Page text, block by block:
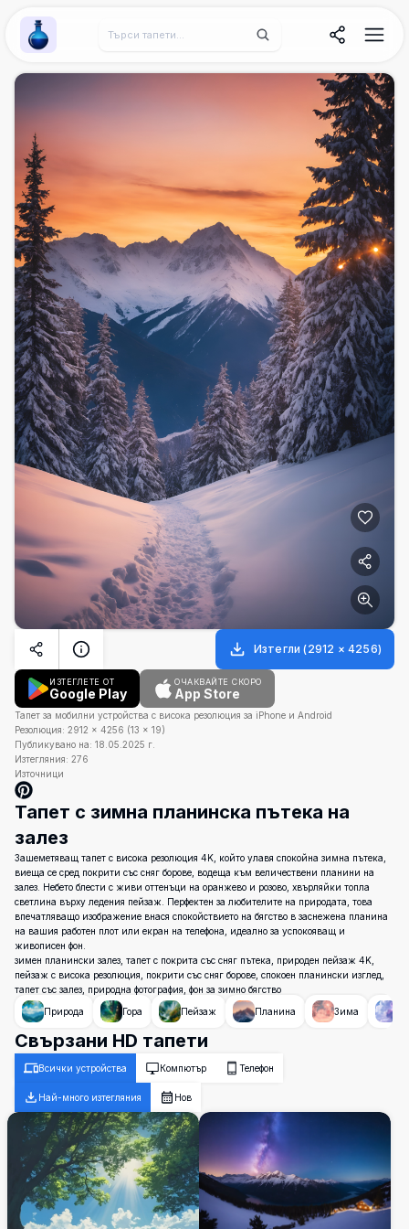
Wallpaper Alchemy
Изтегли (2912 × 4256)
ИЗТЕГЛЕТЕ ОТ
Google Play
ОЧАКВАЙТЕ СКОРО
App Store
Тапет за мобилни устройства с висока резолюция за iPhone и Android
Резолюция: 2912 × 4256 (13 × 19)
Публикувано на: 18.05.2025 г.
Изтегляния: 276
Източници
Тапет с зимна планинска пътека на
залез
Зашеметяващ тапет с висока резолюция 4K, който улавя спокойна зимна пътека,
виеща се сред покрити със сняг борове, водеща към величествени планини на
залез. Небето блести с живи оттенъци на оранжево и розово, хвърляйки топла
светлина върху ледения пейзаж. Перфектен за любителите на природата, това
впечатляващо изображение внася спокойствието на бягство в заснежена планина
на вашия работен плот или екран на телефона, идеално за успокояващ и
живописен фон.
зимен планински залез, тапет с покрита със сняг пътека, природен пейзаж 4K,
пейзаж с висока резолюция, покрити със сняг борове, спокоен планински изглед,
тапет със залез, природна фотография, фон за зимно бягство
Природа
Гора Пейзаж Планина Зима
Свързани HD тапети
Всички устройства Компютър Телефон
Най-много изтегляния Нов